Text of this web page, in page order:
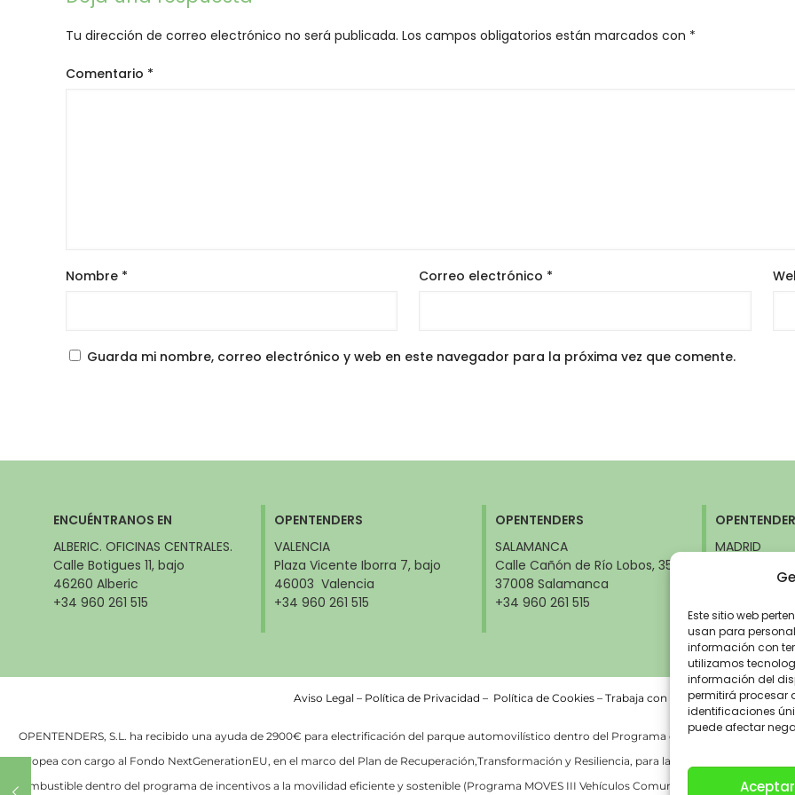
Este sitio web
usan para
información con
utilizamos
información del
permitirá procesar
identificaciones
puede afectar
Aceptar
Tu dirección de correo electrónico no será publicada. Los campos obligatorios están marcados con *
Comentario *
Nombre * Correo electrónico *
Guarda mi nombre, correo electrónico y web en este navegador para la próxima vez que comente.
ENCUÉNTRANOS EN
ALBERIC. OFICINAS CENTRALES.
Calle Botigues 11, bajo
46260 Alberic
+34 960 261 515
OPENTENDERS
VALENCIA
Plaza Vicente Iborra 7, bajo
46003 Valencia
+34 960 261 515
OPENTENDERS
SALAMANCA
Calle Cañón de Río Lobos, 35
37008 Salamanca
+34 960 261 515
MADRID
28020
+34 960 261
Aviso Legal – Política de Privacidad – Política de Cookies – Trabaja con nosotros
OPENTENDERS, S.L. ha recibido una ayuda de 2900€ para electrificación del parque automovilístico dentro del Programa de incentivos a la
Europea con cargo al Fondo NextGenerationEU, en el marco del Plan de Recuperación,Transformación y Resiliencia, para la adquisición de
combustible dentro del programa de incentivos a la movilidad eficiente y sostenible (Programa MOVES III Vehículos Comunitat Valenciana) del